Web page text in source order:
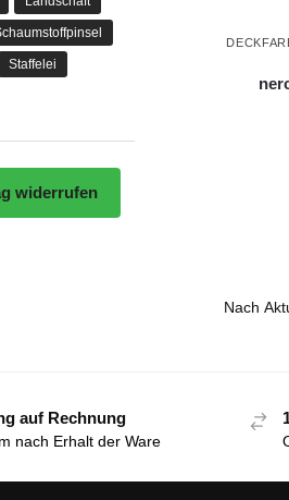
Staffelei
widerrufen
auf Rechnung
nach Erhalt der Ware